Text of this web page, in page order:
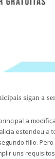
sigan a
a
estendeu a
fillo.
uns